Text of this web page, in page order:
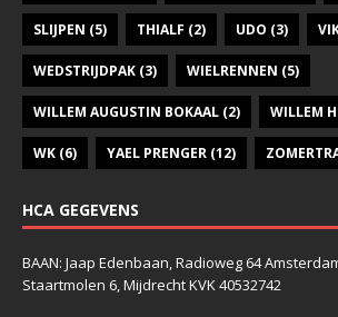
SLIJPEN (5) THIALF (2) UDO (3)
WEDSTRIJDPAK (3) WIELRENNEN (5)
WILLEM AUGUSTIN BOKAAL (2) WILLEM
WK (6) YAEL PRENGER (12)
HCA GEGEVENS
BAAN: Jaap Edenbaan, Radioweg 64 Amsterdam
Staartmolen 6, Mijdrecht KVK 40532742